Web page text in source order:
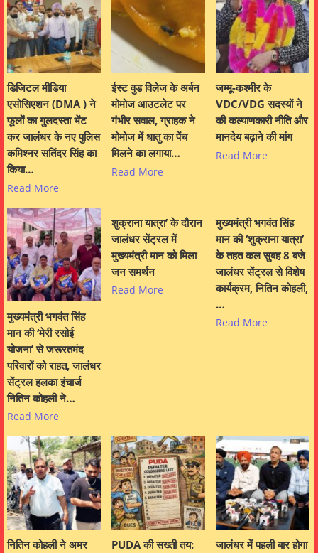
डिजिटल मीडिया
एसोसिएशन (DMA ) ने
फूलों का गुलदस्ता भेंट
कर जालंधर के नए पुलिस
कमिश्नर सतिंदर सिंह का
किया…
Read More
ईस्ट वुड विलेज के अर्बन
मोमोज आउटलेट पर
गंभीर सवाल, ग्राहक ने
मोमोज में धातु का पेंच
मिलने का लगाया…
Read More
जम्मू-कश्मीर के
VDC/VDG सदस्यों ने
की कल्याणकारी नीति और
मानदेय बढ़ाने की मांग
Read More
मुख्यमंत्री भगवंत सिंह
मान की ‘मेरी रसोई
योजना’ से जरूरतमंद
परिवारों को राहत, जालंधर
सेंट्रल हलका इंचार्ज
नितिन कोहली ने…
Read More
शुक्राना यात्रा’ के दौरान
जालंधर सेंट्रल में
मुख्यमंत्री मान को मिला
जन समर्थन
Read More
मुख्यमंत्री भगवंत सिंह
मान की ‘शुक्राना यात्रा’
के तहत कल सुबह 8 बजे
जालंधर सेंट्रल से विशेष
कार्यक्रम, नितिन कोहली,
…
Read More
नितिन कोहली ने अमर
PUDA की सख्ती तय:
जालंधर में पहली बार होगा